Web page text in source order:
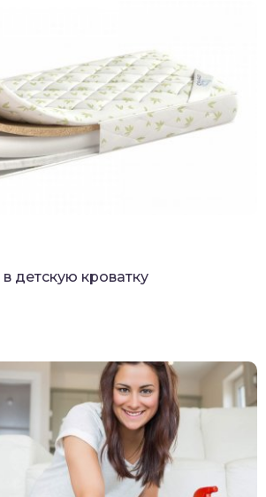
детскую кроватку